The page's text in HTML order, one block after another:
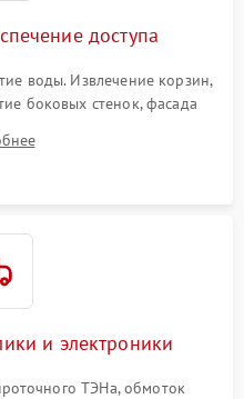
доступа
воды. Извлечение корзин,
боковых стенок, фасада
ТЭНу и сливной помпе.
и электроники
ТЭНа, обмоток